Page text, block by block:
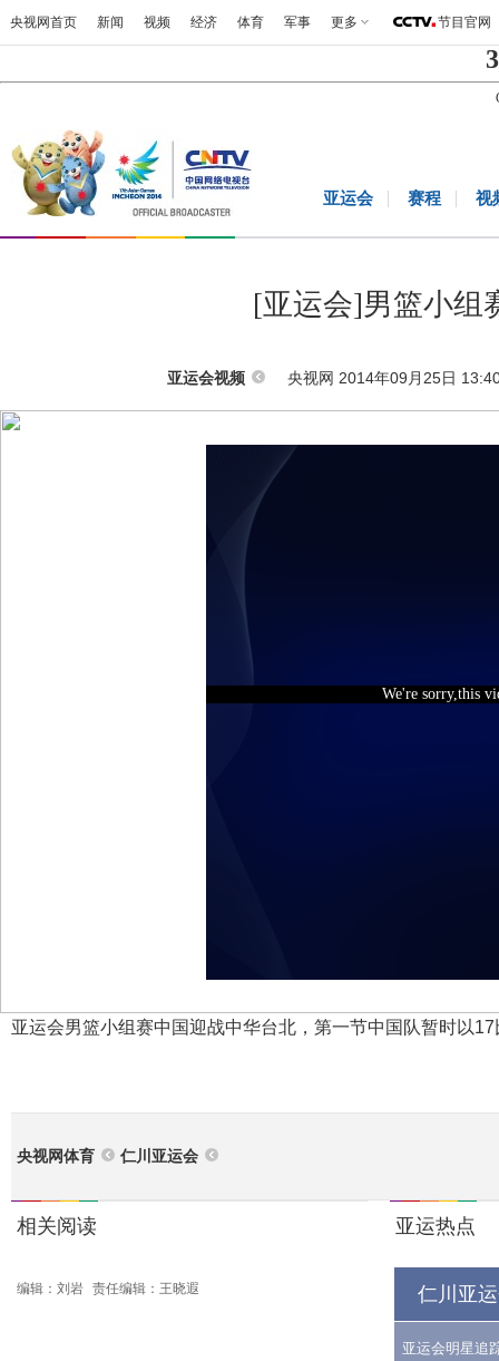
央视网首页 新闻 视频 经济 体育 军事 更多 节目官网
亚运会 赛程 视
[亚运会]男篮小组
亚运会视频 央视网 2014年09月25日
We're sorry,this
亚运会男篮小组赛中国迎战中华台北，第一节中国队暂时以
央视网体育 仁川亚运会
相关阅读
编辑：刘岩 责任编辑：王晓遐
亚运热点
仁川亚
亚运会明星追